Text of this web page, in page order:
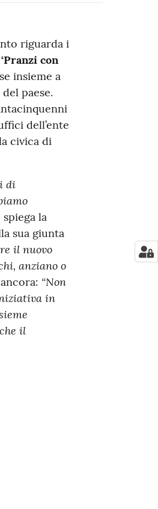
riguarda i
‘Pranzi con
insieme a
del paese.
dell’ente
civica di
di
spiega la
sua giunta
il nuovo
anziano o
“Non
in
il